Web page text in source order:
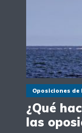
Oposiciones
¿Qué
las